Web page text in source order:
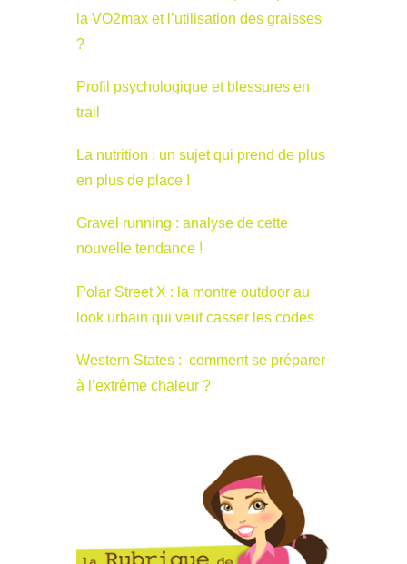
la VO2max et l’utilisation des graisses
?
Profil psychologique et blessures en
trail
La nutrition : un sujet qui prend de plus
en plus de place !
Gravel running : analyse de cette
nouvelle tendance !
Polar Street X : la montre outdoor au
look urbain qui veut casser les codes
Western States : comment se préparer
à l’extrême chaleur ?